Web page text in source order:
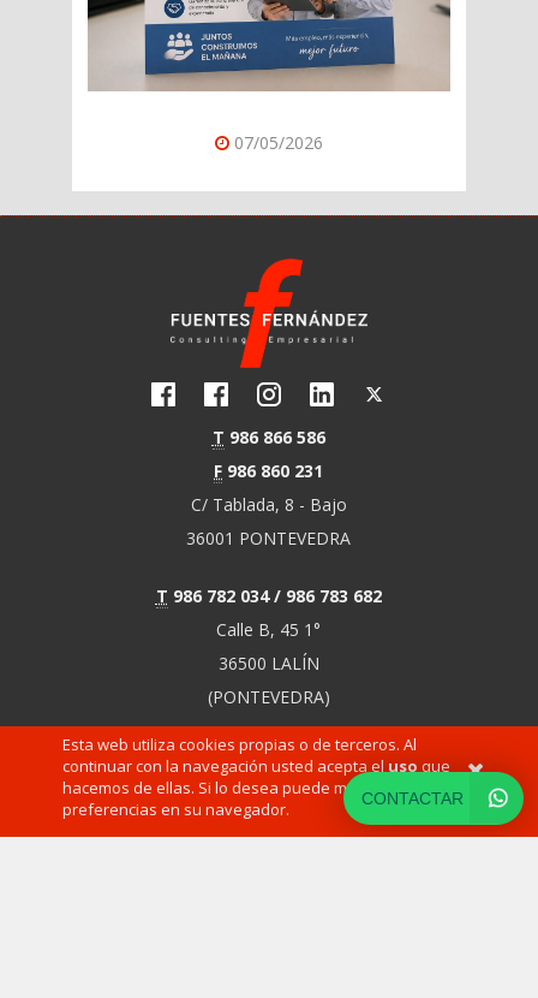
Esta web utiliza cookies propias o de terceros. Al
continuar con la navegación usted acepta el uso que
hacemos de ellas. Si lo desea puede modificar sus
preferencias en su navegador.
07/05/2026
T 986 866 586
F 986 860 231
C/ Tablada, 8 - Bajo
36001 PONTEVEDRA
T 986 782 034 / 986 783 682
Calle B, 45 1°
36500 LALÍN
(PONTEVEDRA)
CONTACTAR